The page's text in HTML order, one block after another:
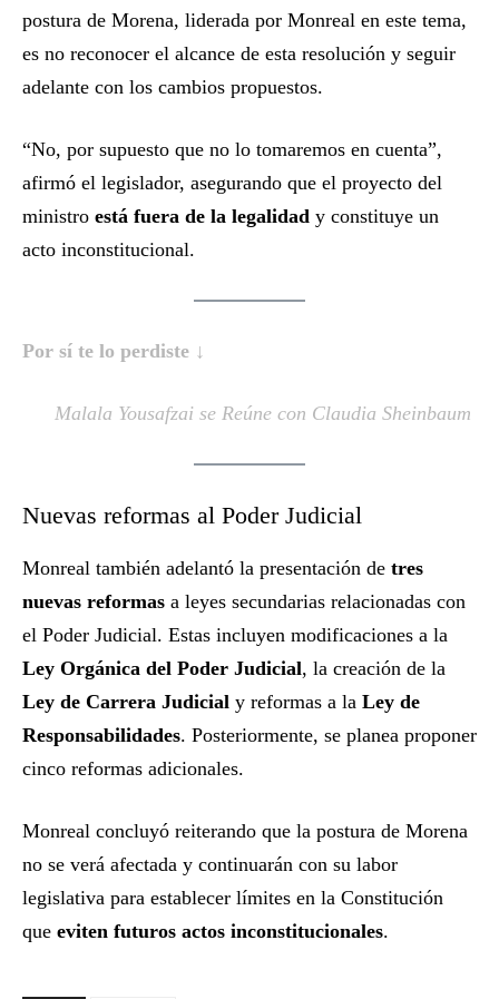
postura de Morena, liderada por Monreal en este tema,
es no reconocer el alcance de esta resolución y seguir
adelante con los cambios propuestos.
“No, por supuesto que no lo tomaremos en cuenta”,
afirmó el legislador, asegurando que el proyecto del
ministro está fuera de la legalidad y constituye un
acto inconstitucional.
Por sí te lo perdiste ↓
Malala Yousafzai se Reúne con Claudia Sheinbaum
Nuevas reformas al Poder Judicial
Monreal también adelantó la presentación de tres
nuevas reformas a leyes secundarias relacionadas con
el Poder Judicial. Estas incluyen modificaciones a la
Ley Orgánica del Poder Judicial, la creación de la
Ley de Carrera Judicial y reformas a la Ley de
Responsabilidades. Posteriormente, se planea proponer
cinco reformas adicionales.
Monreal concluyó reiterando que la postura de Morena
no se verá afectada y continuarán con su labor
legislativa para establecer límites en la Constitución
que eviten futuros actos inconstitucionales.